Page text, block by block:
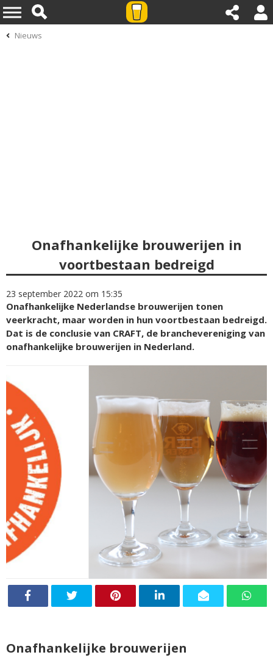
Nieuws
Onafhankelijke brouwerijen in
voortbestaan bedreigd
23 september 2022 om 15:35
Onafhankelijke Nederlandse brouwerijen tonen
veerkracht, maar worden in hun voortbestaan bedreigd.
Dat is de conclusie van CRAFT, de branchevereniging van
onafhankelijke brouwerijen in Nederland.
Onafhankelijke brouwerijen